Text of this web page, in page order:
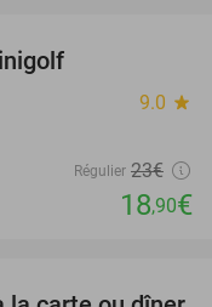
9.0 star
Régulier 23€
18,90€